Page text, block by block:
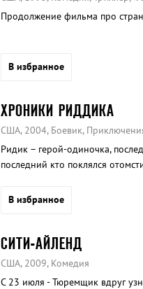
Продолжение фильма про
В избранное
ХРОНИКИ РИДДИКА
США, 2004, Боевик,
Ридик – герой-одиночка,
последний кто поклялся
В избранное
СИТИ-АЙЛЕНД
США, 2009, Комедия
С 23 июля - Тюремщик вдруг